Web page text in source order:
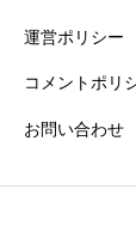
クチコミの
※園の評価が
運営ポリシー
コメントポリ
お問い合わせ